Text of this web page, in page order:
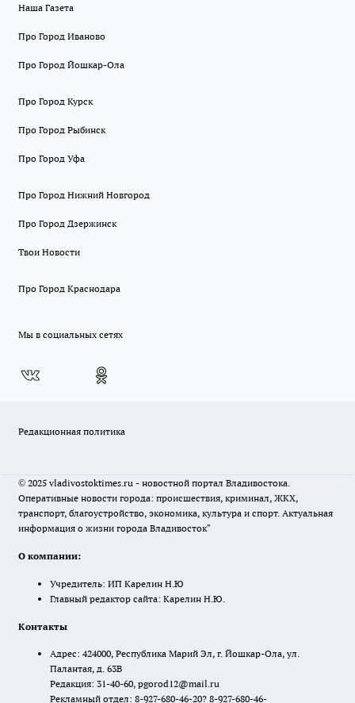
Наша Газета
Про Город Иваново
Про Город Йошкар-Ола
Про Город Курск
Про Город Рыбинск
Про Город Уфа
Про Город Нижний Новгород
Про Город Дзержинск
Твои Новости
Про Город Краснодара
Мы в социальных сетях
Редакционная политика
© 2025 vladivostoktimes.ru - новостной портал Владивостока.
Оперативные новости города: происшествия, криминал, ЖКХ,
транспорт, благоустройство, экономика, культура и спорт. Актуальная
информация о жизни города Владивосток"
О компании:
Учредитель: ИП Карелин Н.Ю
Главный редактор сайта: Карелин Н.Ю.
Контакты
Адрес: 424000, Республика Марий Эл, г. Йошкар-Ола, ул.
Палантая, д. 63В
Редакция: 31-40-60, pgorod12@mail.ru
Рекламный отдел: 8-927-680-46-20? 8-927-680-46-